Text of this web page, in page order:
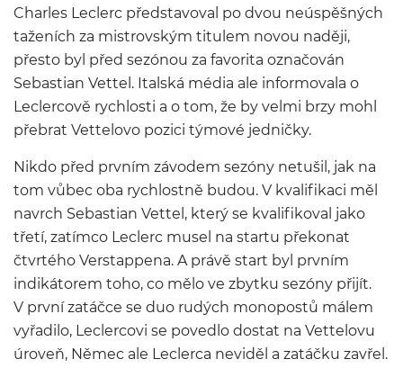
Charles Leclerc představoval po dvou neúspěšných
taženích za mistrovským titulem novou naději,
přesto byl před sezónou za favorita označován
Sebastian Vettel. Italská média ale informovala o
Leclercově rychlosti a o tom, že by velmi brzy mohl
přebrat Vettelovo pozici týmové jedničky.
Nikdo před prvním závodem sezóny netušil, jak na
tom vůbec oba rychlostně budou. V kvalifikaci měl
navrch Sebastian Vettel, který se kvalifikoval jako
třetí, zatímco Leclerc musel na startu překonat
čtvrtého Verstappena. A právě start byl prvním
indikátorem toho, co mělo ve zbytku sezóny přijít.
V první zatáčce se duo rudých monopostů málem
vyřadilo, Leclercovi se povedlo dostat na Vettelovu
úroveň, Němec ale Leclerca neviděl a zatáčku zavřel.